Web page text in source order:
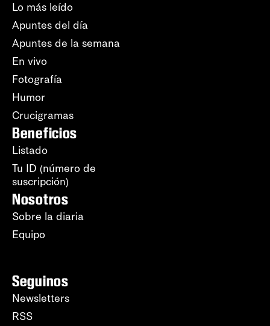
Lo más leído
Apuntes del día
Apuntes de la semana
En vivo
Fotografía
Humor
Crucigramas
Beneficios
Listado
Tu ID (número de
suscripción)
Nosotros
Sobre la diaria
Equipo
Seguinos
Newsletters
RSS